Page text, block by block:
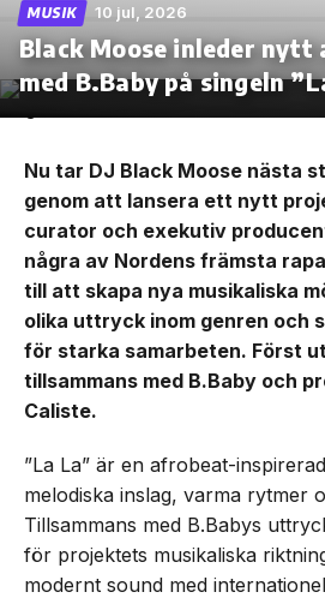
MUSIK 10 jul, 2026
Black Moose inleder
med B.Baby på singeln
Nu tar DJ Black Moose nästa
genom att lansera ett nytt
curator och exekutiv
några av Nordens främsta
till att skapa nya musikaliska
olika uttryck inom genren och
för starka samarbeten. Först
tillsammans med B.Baby och
Caliste.
”La La” är en afrobeat-
melodiska inslag, varma rytmer
Tillsammans med B.Babys
för projektets musikaliska
modernt sound med